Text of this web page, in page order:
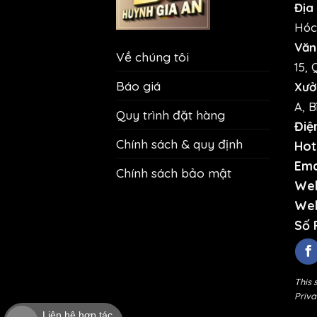
Về chúng tôi
Báo giá
Quy trình đặt hàng
Chính sách & quy định
Chính sách bảo mật
Địa
15,
A,
Số
This